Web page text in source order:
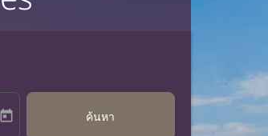
label
today ค้นหา